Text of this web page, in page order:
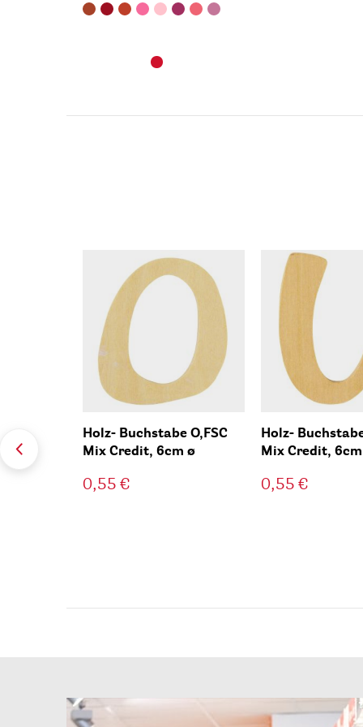
Holz- Buchstabe O,FSC
Mix Credit, 6cm ø
0,55 €
Holz-
Mix Credit,
0,55 €